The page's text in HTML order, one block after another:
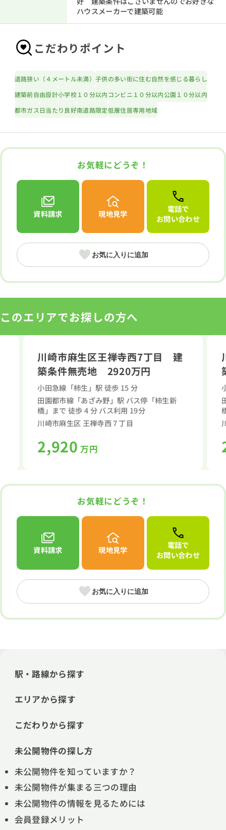
ハウスメーカーで建築可能
こだわりポイント
道路狭い（４メートル未満）子供の多い街に住む自然を感じる暮らし
建築前自由設計小学校１０分以内 コンビニ１０分以内公園１０分以内
都市ガス 日当たり良好南道路限定低層住居専用地域
お気軽にどうぞ！
資料請求 現地見学
電話で
お問い合わせ
お気に入りに追加
このエリアでお探しの方へ
川崎市麻生区王禅寺西7丁目 建
築条件無売地 2920万円
小田急線「柿生」駅 徒歩 15 分
田園都市線「あざみ野」駅 バス停「柿生新
橋」まで 徒歩 4 分 バス利用 19分
川崎市麻生区 王禅寺西７丁目
2,920 万円
お気軽にどうぞ！
資料請求 現地見学
電話で
お問い合わせ
お気に入りに追加
駅・路線から探す
エリアから探す
こだわりから探す
未公開物件の探し方
未公開物件を知っていますか？
未公開物件が集まる三つの理由
未公開物件の情報を見るためには
会員登録メリット